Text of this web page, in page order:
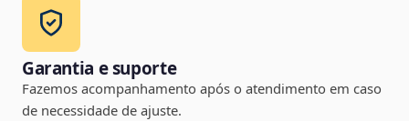
Garantia e suporte
Fazemos acompanhamento após o atendimento em caso
de necessidade de ajuste.